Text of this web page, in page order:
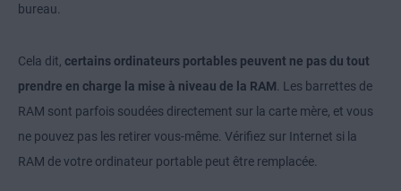
bureau.
Cela dit, certains ordinateurs portables peuvent ne pas du tout
prendre en charge la mise à niveau de la RAM . Les barrettes de
RAM sont parfois soudées directement sur la carte mère, et vous
ne pouvez pas les retirer vous-même. Vérifiez sur Internet si la
RAM de votre ordinateur portable peut être remplacée.